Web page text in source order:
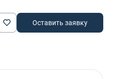
Оставить заявку
Забронировать